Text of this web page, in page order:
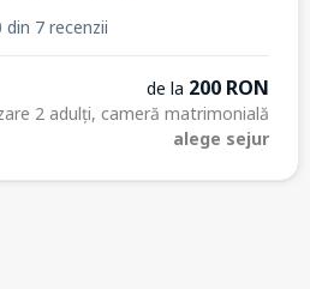
din 7 recenzii
de la 200 RON
2 adulți, cameră matrimonială
alege sejur